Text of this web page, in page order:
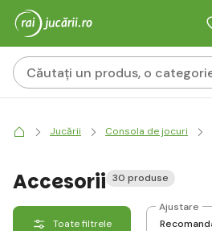
Jucării Consola de jocuri
Accesorii 30 produse
Toate filtrele
Ajustare